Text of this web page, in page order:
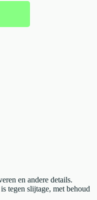
en andere details.
tegen slijtage, met behoud